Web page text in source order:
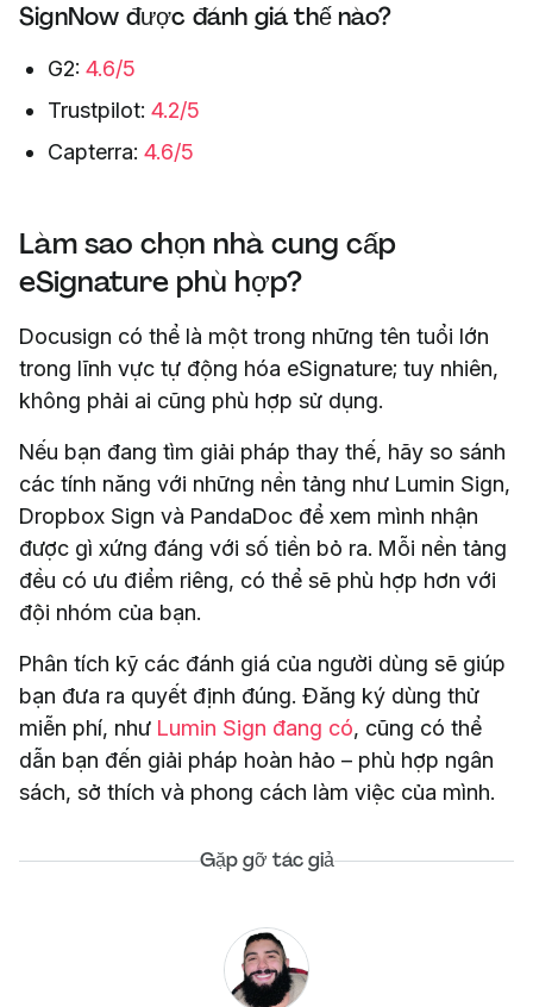
SignNow được đánh giá thế nào?
G2: 4.6/5
Trustpilot: 4.2/5
Capterra: 4.6/5
Làm sao chọn nhà cung cấp
eSignature phù hợp?
Docusign có thể là một trong những tên tuổi lớn
trong lĩnh vực tự động hóa eSignature; tuy nhiên,
không phải ai cũng phù hợp sử dụng.
Nếu bạn đang tìm giải pháp thay thế, hãy so sánh
các tính năng với những nền tảng như Lumin Sign,
Dropbox Sign và PandaDoc để xem mình nhận
được gì xứng đáng với số tiền bỏ ra. Mỗi nền tảng
đều có ưu điểm riêng, có thể sẽ phù hợp hơn với
đội nhóm của bạn.
Phân tích kỹ các đánh giá của người dùng sẽ giúp
bạn đưa ra quyết định đúng. Đăng ký dùng thử
miễn phí, như Lumin Sign đang có, cũng có thể
dẫn bạn đến giải pháp hoàn hảo – phù hợp ngân
sách, sở thích và phong cách làm việc của mình.
Gặp gỡ tác giả